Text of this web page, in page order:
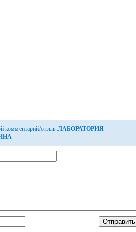
комментарий/отзыв ЛАБОРАТОРИЯ